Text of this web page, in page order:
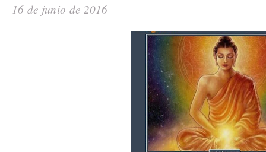
16 de junio de 2016